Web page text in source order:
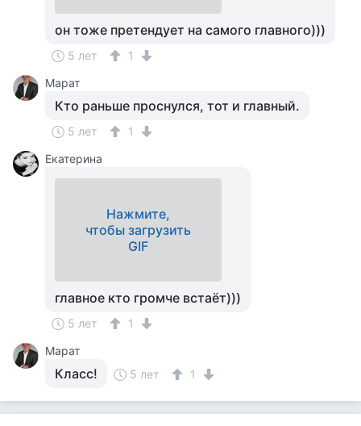
он тоже претендует на самого главного)))
5 лет
1
Марат
Кто раньше проснулся, тот и главный.
5 лет
1
Екатерина
Нажмите,
чтобы загрузить
GIF
главное кто громче встаёт)))
5 лет
1
Марат
Класс! 5 лет 1